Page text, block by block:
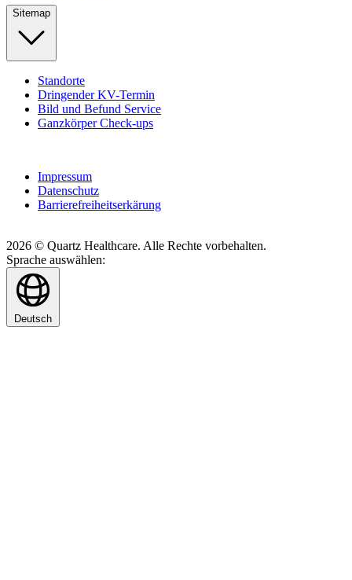
Sitemap
Standorte
Dringender KV-Termin
Bild und Befund Service
Ganzkörper Check-ups
Impressum
Datenschutz
Barrierefreiheitserkärung
2026 © Quartz Healthcare. Alle Rechte vorbehalten.
Sprache auswählen:
Deutsch